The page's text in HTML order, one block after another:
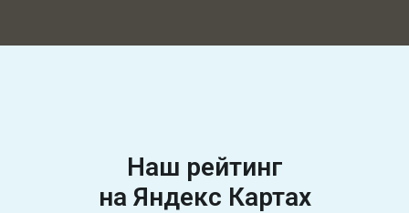
Наш рейтинг
на Яндекс Картах